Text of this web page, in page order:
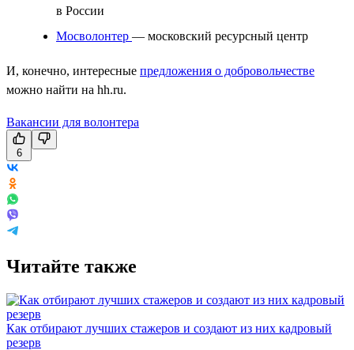
в России
Мосволонтер — московский ресурсный центр
И, конечно, интересные предложения о добровольчестве
можно найти на hh.ru.
Вакансии для волонтера
6
Читайте также
Как отбирают лучших стажеров и создают из них кадровый
резерв